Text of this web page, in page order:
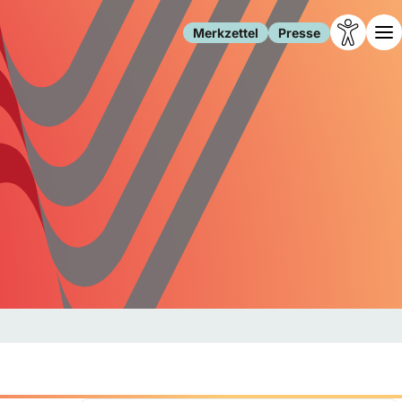
Merkzettel Presse
Leben
Familie
Freizeit
Gesundheit
Internet
Gesellschaft
Forschung
Migration
Polizei